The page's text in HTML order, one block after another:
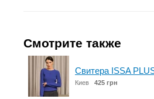
Смотрите также
Свитера ISSA
Киев 425 грн